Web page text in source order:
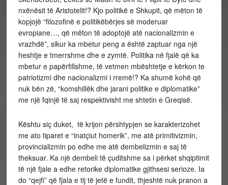
nxënësit të Aristotelit!? Kjo politikë e Shkupit, që mëton të
kopjojë “filozofinë e politikëbërjes së moderuar
evropiane…, që mëton të adoptojë atë nacionalizmin e
vrazhdë”, sikur ka mbetur peng a është zaptuar nga një
heshtje e tmerrshme dhe e zymtë. Politika në fjalë që ka
mbetur e papërfillshme, të vetmen mbështetje e kërkon te
patriotizmi dhe nacionalizmi i rremë!? Ka shumë kohë që
nuk bën zë, “komshillëk dhe jarani politike e diplomatike”
me një fqinjë të saj respektivisht me shtetin e Greqisë.
Kështu siç duket, të krijon përshtypjen se karakterizohet
me ato tiparet e “inatçiut homerik”, me atë primitivizmin,
provincializmin po edhe me atë dembelizmin e saj të
theksuar. Ka një dembeli të çuditshme sa i përket shqiptimit
të një fjale a edhe retorike diplomatike gjithsesi serioze. Ia
do “qejfi” që fjala e tij të jetë e fundit, thjeshtë nuk pranon a